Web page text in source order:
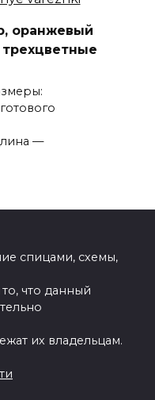
оранжевый
—
спицами, схемы,
что данный
их владельцам.